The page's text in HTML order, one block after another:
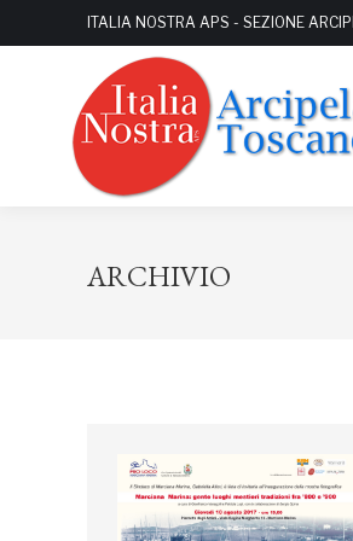
ITALIA NOSTRA APS - SEZIONE
ARCHIVIO